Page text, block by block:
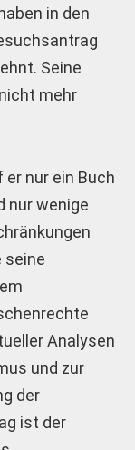
in den
Seine
mehr
nur ein Buch
nur wenige
seine
Analysen
und zur
der
ist der